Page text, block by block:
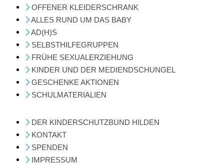
OFFENER KLEIDERSCHRANK
ALLES RUND UM DAS BABY
AD(H)S
SELBSTHILFEGRUPPEN
FRÜHE SEXUALERZIEHUNG
KINDER UND DER MEDIENDSCHUNGEL
GESCHENKE AKTIONEN
SCHULMATERIALIEN
DER KINDERSCHUTZBUND HILDEN
KONTAKT
SPENDEN
IMPRESSUM